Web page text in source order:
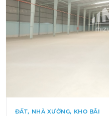
ĐẤT, NHÀ XƯỞNG, KHO BÃI